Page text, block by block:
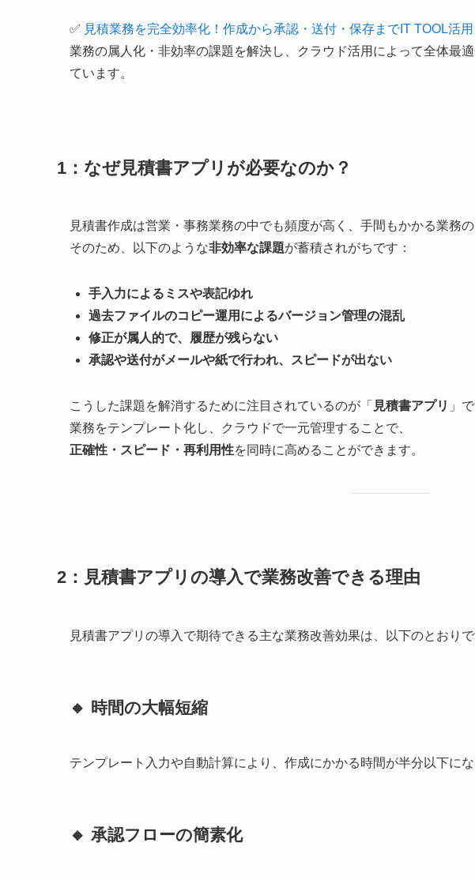
✅ 見積業務を完全効率化！作成から承認・送付・保存までIT TOOL活
業務の属人化・非効率の課題を解決し、クラウド活用によって全体最
ています。
1：なぜ見積書アプリが必要なのか？
見積書作成は営業・事務業務の中でも頻度が高く、手間もかかる業務の
そのため、以下のような非効率な課題が蓄積されがちです：
手入力によるミスや表記ゆれ
過去ファイルのコピー運用によるバージョン管理の混乱
修正が属人的で、履歴が残らない
承認や送付がメールや紙で行われ、スピードが出ない
こうした課題を解消するために注目されているのが「 見積書アプリ 」
業務をテンプレート化し、クラウドで一元管理することで、
正確性・スピード・再利用性を同時に高めることができます。
2：見積書アプリの導入で業務改善できる理由
見積書アプリの導入で期待できる主な業務改善効果は、以下のとおりで
🔸 時間の大幅短縮
テンプレート入力や自動計算により、作成にかかる時間が半分以下にな
🔸 承認フローの簡素化